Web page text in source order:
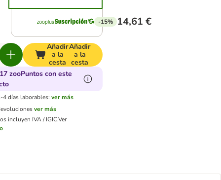
-15% 14,61 €
Añadir
a la
cesta
Añadir
a la
cesta
zooPuntos con este
4 días laborables: ver más
ver más
incluyen IVA / IGIC.Ver